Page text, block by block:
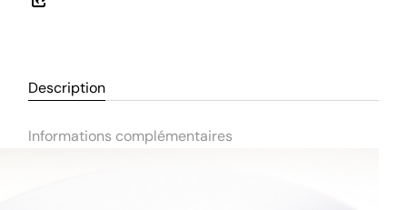
Description
Informations complémentaires